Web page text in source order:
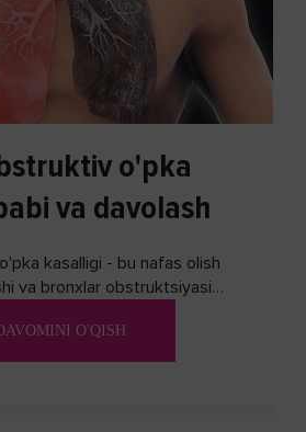
o'pka
va davolash
kasalligi - bu nafas olish
va bronxlar obstruktsiyasi
O'QISH